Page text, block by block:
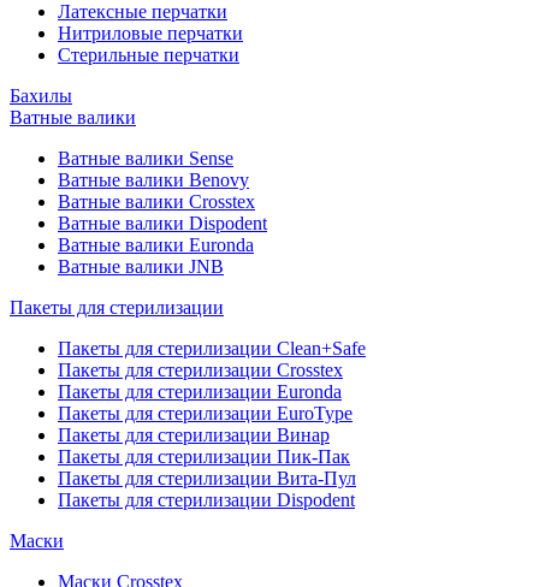
Латексные перчатки
Нитриловые перчатки
Стерильные перчатки
Бахилы
Ватные валики
Ватные валики Sense
Ватные валики Benovy
Ватные валики Crosstex
Ватные валики Dispodent
Ватные валики Euronda
Ватные валики JNB
Пакеты для стерилизации
Пакеты для стерилизации Clean+Safe
Пакеты для стерилизации Crosstex
Пакеты для стерилизации Euronda
Пакеты для стерилизации EuroType
Пакеты для стерилизации Винар
Пакеты для стерилизации Пик-Пак
Пакеты для стерилизации Вита-Пул
Пакеты для стерилизации Dispodent
Маски
Маски Crosstex